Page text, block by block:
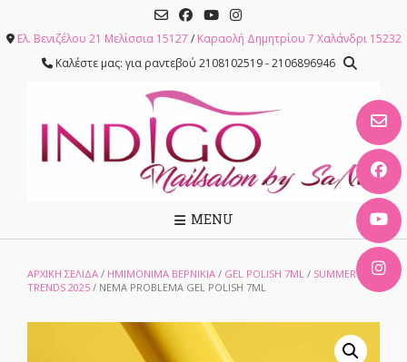
content
Ελ. Βενιζέλου 21 Μελίσσια 15127 / Καραολή Δημητρίου 7 Χαλάνδρι 15232
Καλέστε μας: για ραντεβού 2108102519 - 2106896946
MENU
ΑΡΧΙΚΉ ΣΕΛΊΔΑ / ΗΜΙΜΟΝΙΜΑ ΒΕΡΝΙΚΙΑ / GEL POLISH 7ML / SUMMER
TRENDS 2025 / NEMA PROBLEMA GEL POLISH 7ML